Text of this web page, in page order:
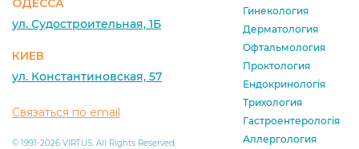
ОДЕССА
ул. Судостроительная, 1Б
КИЕВ
ул. Константиновская, 57
Связаться по email
© 1991-2026 VIRTUS. All Rights Reserved.
Гинекология
Дерматология
Офтальмология
Проктология
Ендокринологія
Трихология
Гастроентерологія
Аллергология